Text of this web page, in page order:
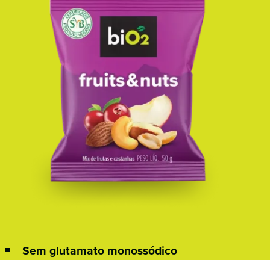
Sem glutamato monossódico